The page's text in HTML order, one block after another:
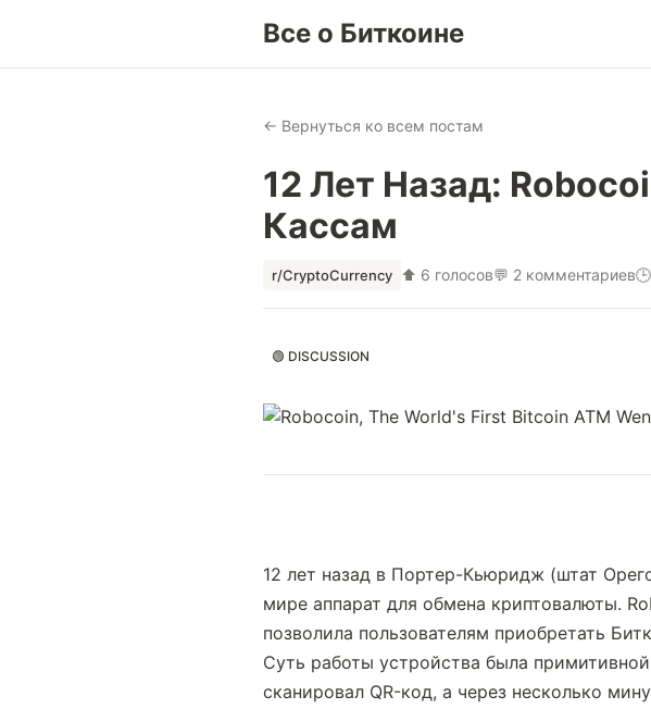
Все о Биткоине
← Вернуться ко всем постам
12 Лет Назад:
Кассам
r/CryptoCurrency ⬆ 6 голосов💬 2 комментариев
🟢 DISCUSSION
12 лет назад в Портер-Кьюридж (штат
мире аппарат для обмена криптовалюты.
позволила пользователям приобретать
Суть работы устройства была
сканировал QR-код, а через несколько